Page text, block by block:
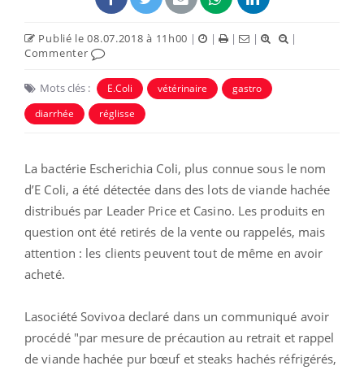
Publié le 08.07.2018 à 11h00 | | | |
|
Commenter
Mots clés : E.Coli vétérinaire
gastro
diarrhée
réglisse
La bactérie Escherichia Coli, plus connue sous le nom
d’E Coli, a été détectée dans des lots de viande hachée
distribués par Leader Price et Casino. Les produits en
question ont été retirés de la vente ou rappelés, mais
attention : les clients peuvent tout de même en avoir
acheté.
Lasociété Sovivoa declaré dans un communiqué avoir
procédé "par mesure de précaution au retrait et rappel
de viande hachée pur bœuf et steaks hachés réfrigérés,